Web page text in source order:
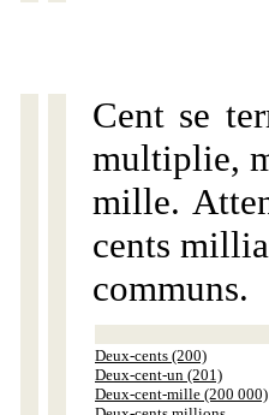
Cent se
multiplie,
mille.
cents
communs.
Deux-cents (200)
Deux-cent-un (201)
Deux-cent-mille (200 000)